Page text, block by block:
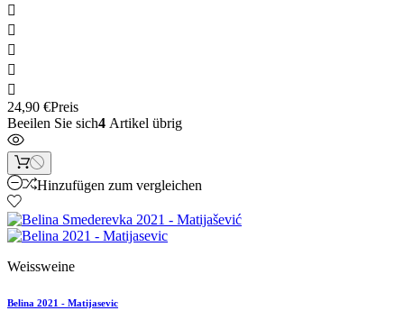





24,90 €Preis
Beeilen Sie sich4 Artikel übrig
Hinzufügen zum vergleichen
Weissweine
Belina 2021 - Matijasevic